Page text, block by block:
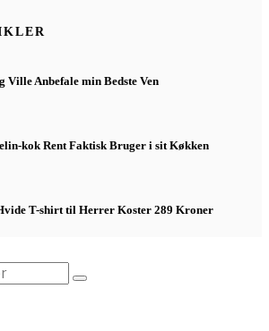
Ville Anbefale min Bedste Ven
kok Rent Faktisk Bruger i sit Køkken
T-shirt til Herrer Koster 289 Kroner